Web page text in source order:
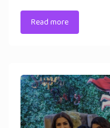
Read more